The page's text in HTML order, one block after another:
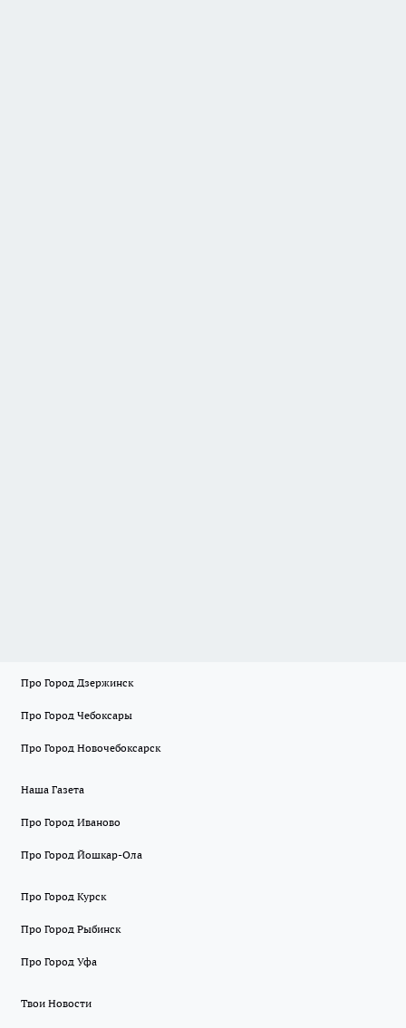
Про Город Дзержинск
Про Город Чебоксары
Про Город Новочебоксарск
Наша Газета
Про Город Иваново
Про Город Йошкар-Ола
Про Город Курск
Про Город Рыбинск
Про Город Уфа
Твои Новости